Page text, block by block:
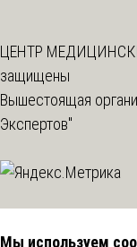
ЦЕНТР
защищены
Вышестоящая
Экспертов"
Мы используем